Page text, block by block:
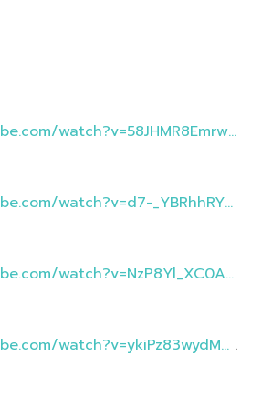
watch?v=58JHMR8Emrw…
watch?v=d7-_YBRhhRY…
watch?v=NzP8Yl_XC0A…
watch?v=ykiPz83wydM… .